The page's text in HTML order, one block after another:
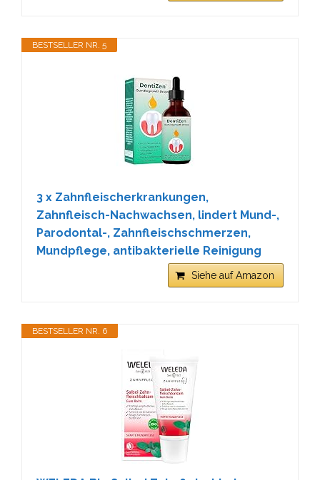
BESTSELLER NR. 5
3 x Zahnfleischerkrankungen,
Zahnfleisch-Nachwachsen, lindert Mund-,
Parodontal-, Zahnfleischschmerzen,
Mundpflege, antibakterielle Reinigung
Siehe auf Amazon
BESTSELLER NR. 6